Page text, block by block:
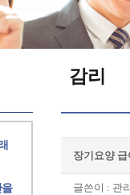
감리
장기요양
글쓴이 : 관